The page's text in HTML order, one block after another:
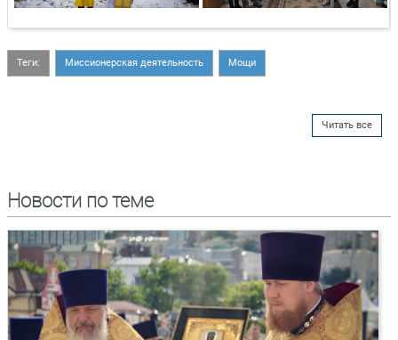
Теги: Миссионерская деятельность Мощи
Читать все
Новости по теме